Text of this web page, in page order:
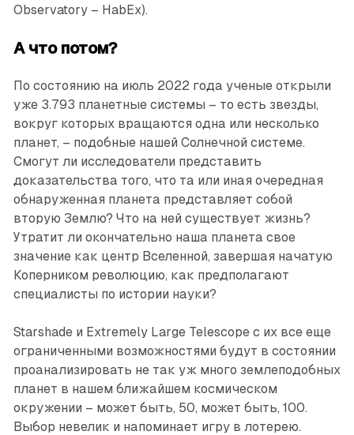
Observatory – HabEx).
А что потом?
По состоянию на июль 2022 года ученые открыли
уже 3.793 планетные системы – то есть звезды,
вокруг которых вращаются одна или несколько
планет, – подобные нашей Солнечной системе.
Смогут ли исследователи представить
доказательства того, что та или иная очередная
обнаруженная планета представляет собой
вторую Землю? Что на ней существует жизнь?
Утратит ли окончательно наша планета свое
значение как центр Вселенной, завершая начатую
Коперником революцию, как предполагают
специалисты по истории науки?
Starshade и Extremely Large Telеscope с их все еще
ограниченными возможностями будут в состоянии
проанализировать не так уж много землеподобных
планет в нашем ближайшем космическом
окружении – может быть, 50, может быть, 100.
Выбор невелик и напоминает игру в лотерею.